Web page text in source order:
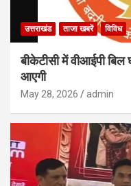
उत्तराखंड ताजा खबरें विविध
बीकेटीसी में वीआईपी बिल
आएगी
May 28, 2026 admin